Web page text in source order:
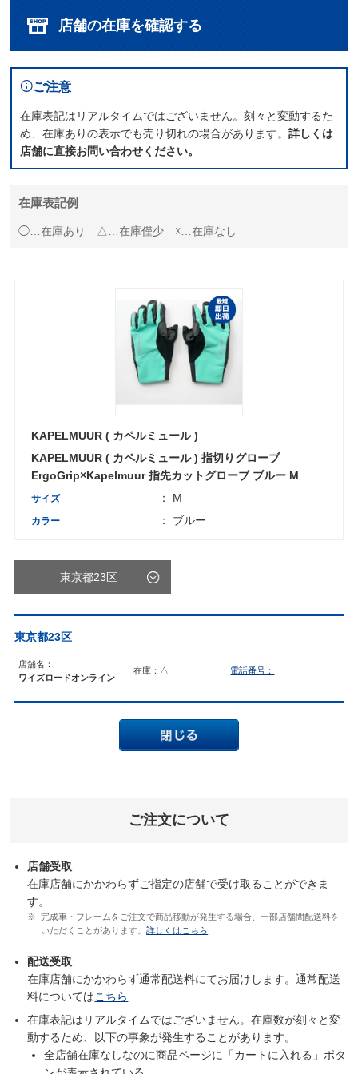
店舗の在庫を確認する
ご注意
在庫表記はリアルタイムではございません。刻々と変動するた
め、在庫ありの表示でも売り切れの場合があります。詳しくは
店舗に直接お問い合わせください。
在庫表記例
◯…在庫あり △…在庫僅少 ☓…在庫なし
KAPELMUUR ( カペルミュール )
KAPELMUUR ( カペルミュール ) 指切りグローブ
ErgoGrip×Kapelmuur 指先カットグローブ ブルー M
サイズ ： M
カラー ： ブルー
東京都23区
東京都23区
店舗名：
ワイズロードオンライン
在庫：△ 電話番号：
ご注文について
店舗受取
在庫店舗にかかわらずご指定の店舗で受け取ることができま
す。
完成車・フレームをご注文で商品移動が発生する場合、一部店舗間配送料を
いただくことがあります。詳しくはこちら
配送受取
在庫店舗にかかわらず通常配送料にてお届けします。通常配送
料についてはこちら
在庫表記はリアルタイムではございません。在庫数が刻々と変
動するため、以下の事象が発生することがあります。
全店舗在庫なしなのに商品ページに「カートに入れる」ボタ